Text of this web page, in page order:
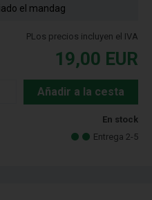
el mandag
PLos precios incluyen el IVA
19,00 EUR
Añadir a la cesta
En stock
Entrega 2-5